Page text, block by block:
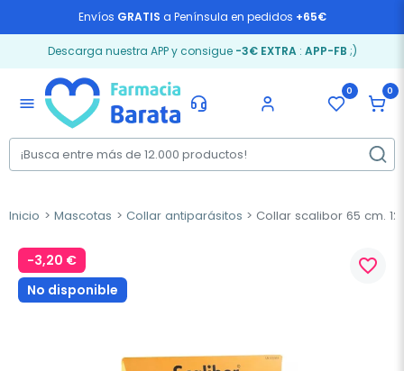
Envíos GRATIS a Península en pedidos +65€
Descarga nuestra APP y consigue -3€ EXTRA: APP-FB ;)
menu
0 0
Inicio Mascotas Collar antiparásitos Collar scalibor 65 cm.
-3,20 €
No disponible
favorite_border